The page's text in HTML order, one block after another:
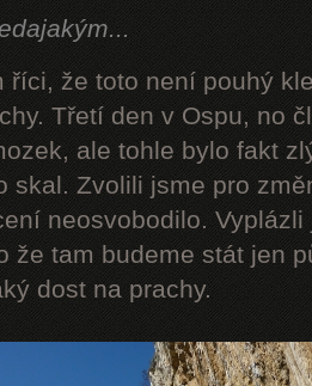
říci, že toto není pouhý
Třetí den v Ospu, no
ale tohle bylo fakt
skal. Zvolili jsme pro
neosvobodilo.
že tam budeme stát jen
dost na prachy.